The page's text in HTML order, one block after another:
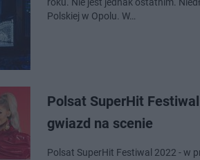
Polskiej w Opolu. W…
Polsat SuperHit
gwiazd na scenie
Polsat SuperHit Festiwal 2022 - w